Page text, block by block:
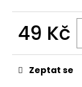
49 Kč
cena:
Zeptat se
o
o